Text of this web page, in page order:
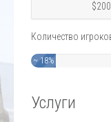
Количество
~ 18%
Услуги